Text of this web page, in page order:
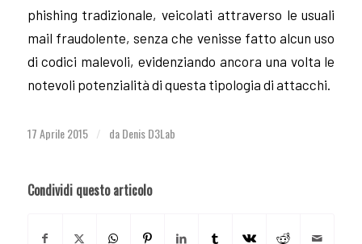
phishing tradizionale, veicolati attraverso le usuali
mail fraudolente, senza che venisse fatto alcun uso
di codici malevoli, evidenziando ancora una volta le
notevoli potenzialità di questa tipologia di attacchi.
17 Aprile 2015 / daDenis D3Lab
Condividi questo articolo